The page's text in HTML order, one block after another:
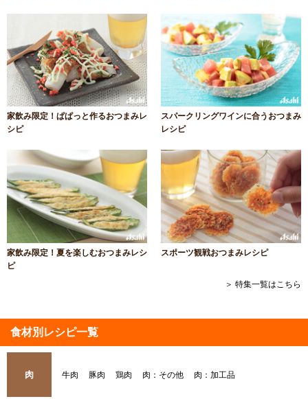
家飲み限定！ぱぱっと作るおつまみレ
シピ
スパークリングワインに合うおつまみ
レシピ
家飲み限定！夏を楽しむおつまみレシ
ピ
スポーツ観戦おつまみレシピ
＞ 特集一覧はこちら
食材別レシピ一覧
肉 牛肉 豚肉 鶏肉 肉：その他 肉：加工品